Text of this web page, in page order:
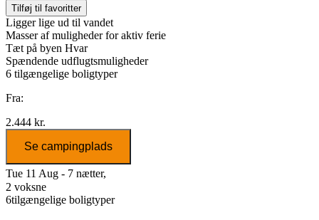
Tilføj til favoritter
Ligger lige ud til vandet
Masser af muligheder for aktiv ferie
Tæt på byen Hvar
Spændende udflugtsmuligheder
6 tilgængelige boligtyper
Fra:
2.444 kr.
Se campingplads
Tue 11 Aug - 7 nætter,
2 voksne
6tilgængelige boligtyper